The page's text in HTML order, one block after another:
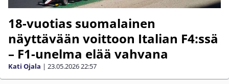
18-vuotias suomalainen
näyttävään voittoon Italian F4:ssä
– F1-unelma elää vahvana
Kati Ojala | 23.05.202622:57